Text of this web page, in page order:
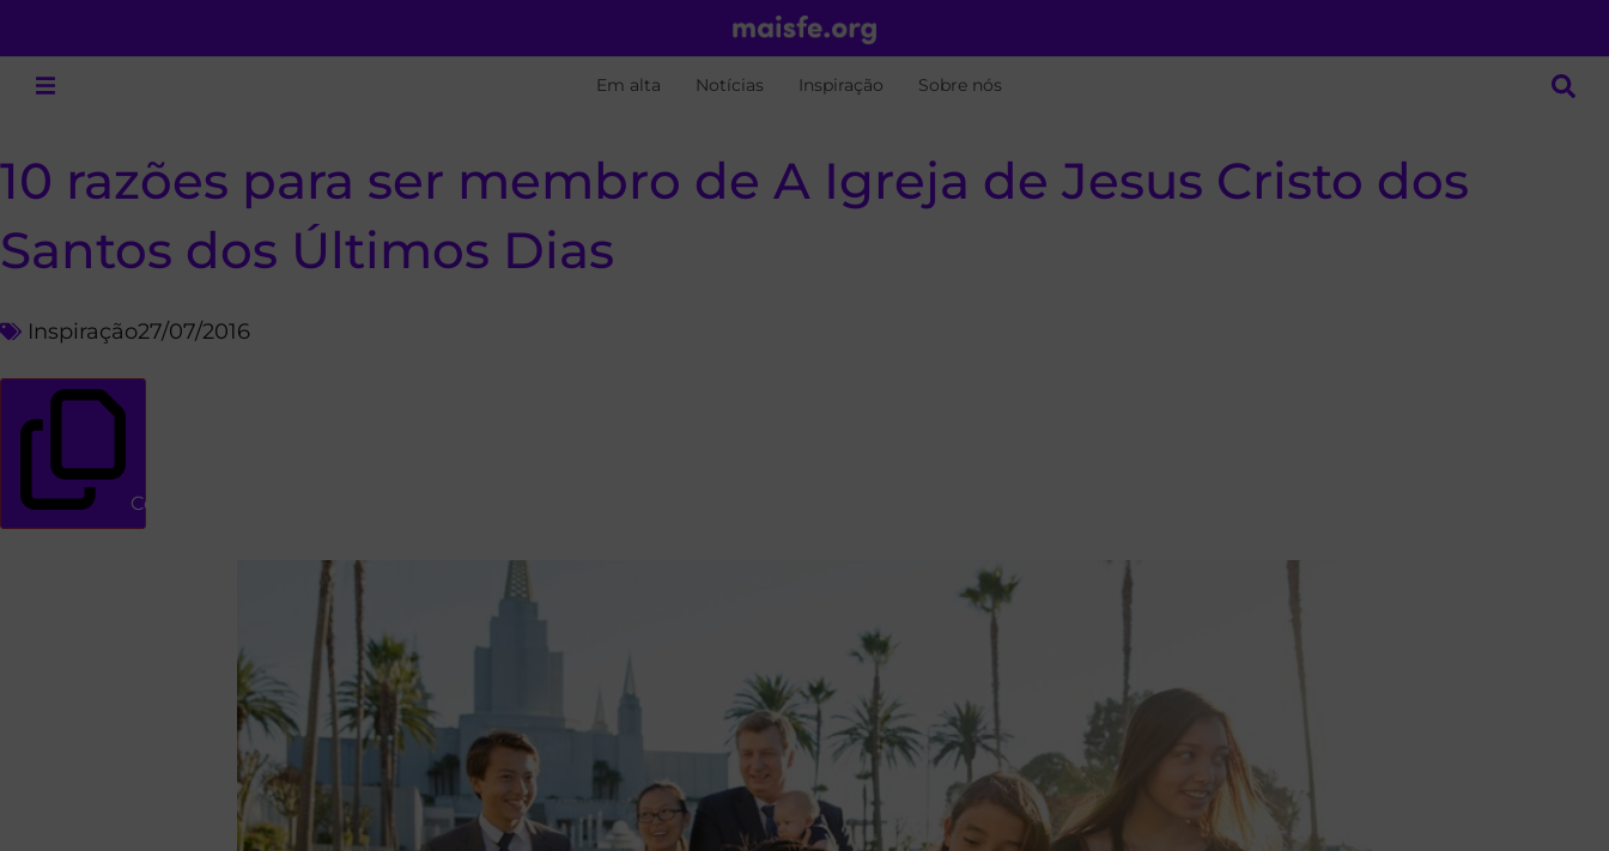
Em alta Notícias Inspiração Sobre nós
10 razões para ser membro de A Igreja de Jesus Cristo dos
Santos dos Últimos Dias
Inspiração27/07/2016
Copiar link